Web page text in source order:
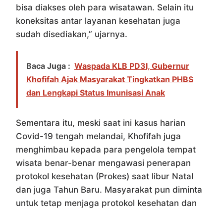
bisa diakses oleh para wisatawan. Selain itu
koneksitas antar layanan kesehatan juga
sudah disediakan,” ujarnya.
Baca Juga : Waspada KLB PD3I, Gubernur
Khofifah Ajak Masyarakat Tingkatkan PHBS
dan Lengkapi Status Imunisasi Anak
Sementara itu, meski saat ini kasus harian
Covid-19 tengah melandai, Khofifah juga
menghimbau kepada para pengelola tempat
wisata benar-benar mengawasi penerapan
protokol kesehatan (Prokes) saat libur Natal
dan juga Tahun Baru. Masyarakat pun diminta
untuk tetap menjaga protokol kesehatan dan